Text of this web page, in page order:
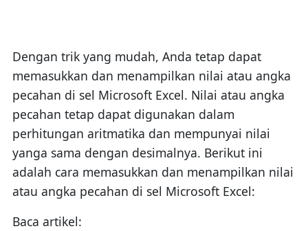
Dengan trik yang mudah, Anda tetap dapat
memasukkan dan menampilkan nilai atau angka
pecahan di sel Microsoft Excel. Nilai atau angka
pecahan tetap dapat digunakan dalam
perhitungan aritmatika dan mempunyai nilai
yanga sama dengan desimalnya. Berikut ini
adalah cara memasukkan dan menampilkan nilai
atau angka pecahan di sel Microsoft Excel:
Baca artikel: